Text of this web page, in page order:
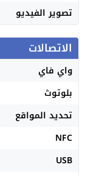
تصوير الفيديو
الاتصالات
واي فاي
بلوتوث
تحديد المواقع
NFC
USB